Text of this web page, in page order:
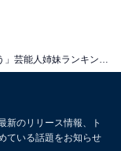
新のリリース情報、ト
ている話題をお知らせ